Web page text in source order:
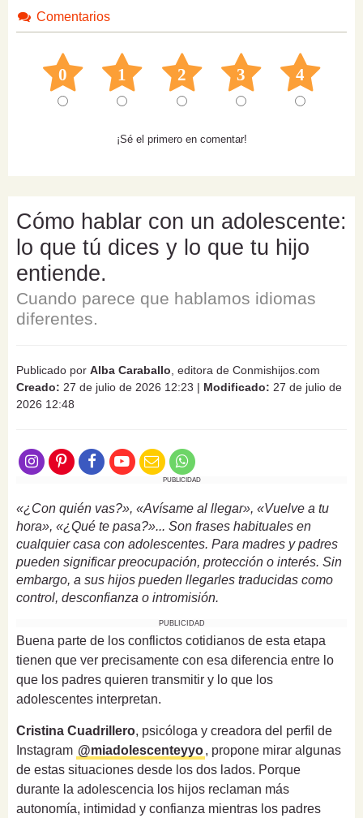
Comentarios
0 1 2 3 4
¡Sé el primero en comentar!
Cómo hablar con un adolescente:
lo que tú dices y lo que tu hijo
entiende.
Cuando parece que hablamos idiomas
diferentes.
Publicado por Alba Caraballo , editora de Conmishijos.com
Creado: 27 de julio de 2026 12:23 | Modificado: 27 de julio de
2026 12:48
PUBLICIDAD
«¿Con quién vas?», «Avísame al llegar», «Vuelve a tu
hora», «¿Qué te pasa?»... Son frases habituales en
cualquier casa con adolescentes. Para madres y padres
pueden significar preocupación, protección o interés. Sin
embargo, a sus hijos pueden llegarles traducidas como
control, desconfianza o intromisión.
PUBLICIDAD
Buena parte de los conflictos cotidianos de esta etapa
tienen que ver precisamente con esa diferencia entre lo
que los padres quieren transmitir y lo que los
adolescentes interpretan.
Cristina Cuadrillero, psicóloga y creadora del perfil de
Instagram @miadolescenteyyo, propone mirar algunas
de estas situaciones desde los dos lados. Porque
durante la adolescencia los hijos reclaman más
autonomía, intimidad y confianza mientras los padres